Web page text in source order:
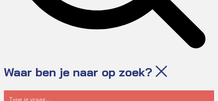
Waar ben je naar op zoek?